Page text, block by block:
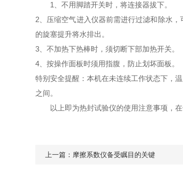
1、不用脚踏开关时，将连接器拔下。
2、压缩空气进入仪器前需进行过滤和除水
的旋塞提升将水排出。
3、不加热下热棒时，须切断下部加热开关。
4、按操作面板时须用指腹，防止划坏面板。
特别安全提醒：本机在未连续工作状态下，
之间。
以上即为热封试验仪的使用注意事项，
上一篇： 摩擦系数仪备受瞩目的关键